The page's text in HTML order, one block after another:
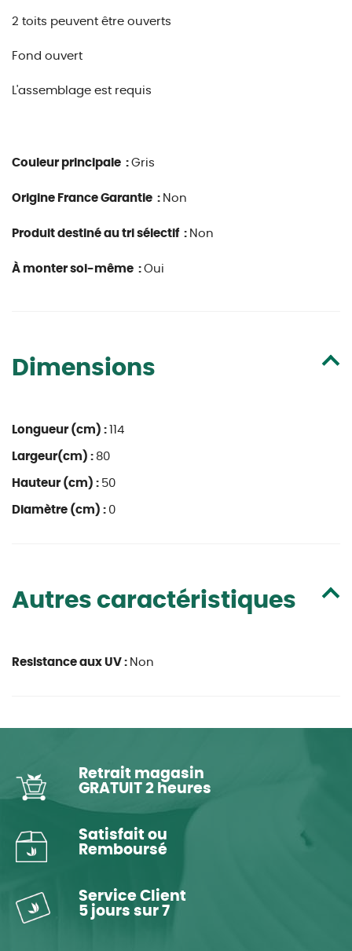
2 toits peuvent être ouverts
Fond ouvert
L'assemblage est requis
Couleur principale : Gris
Origine France Garantie : Non
Produit destiné au tri sélectif : Non
À monter soi-même : Oui
Dimensions
Longueur (cm) : 114
Largeur(cm) : 80
Hauteur (cm) : 50
Diamètre (cm) : 0
Autres caractéristiques
Resistance aux UV : Non
Retrait magasin
GRATUIT 2 heures
Satisfait ou
Remboursé
Service Client
5 jours sur 7